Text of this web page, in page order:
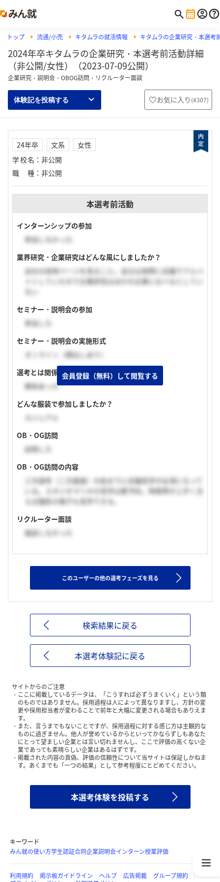
トップ 流通/小売 キタムラの就活情報 キタムラの企業研究・本選考
2024年卒キタムラの企業研究・本選考前活動詳細
（非公開/女性）（2023-07-09公開）
企業研究・説明会・OBOG訪問・リクルーター面談
体験記を投稿する お気に入り (4307)
24年卒 文系
女性
学校名 ： 非公開
職種 ： 非公開
本選考前活動
インターンシップの参加
参加しなかった
業界研究・企業研究はどんな風にしましたか？
会社の採用ページを見ること。自分は実際に店舗でアルバ
イトしていたので企業研究はほかの企業に比べるとしてい
ない
セミナー・説明会の参加
参加した
セミナー・説明会の実施形式
オンライン（顔出しあり）
選考とは関係あるものでしたか？
関係あった
どんな服装で参加しましたか？
カジュアル
OB・OG訪問
訪問した
OB・OG訪問の内容
三次選考（二次面接）の前までに店舗見学が必須になって
いる。スタジオマリオの見学は要予約。時間帯が上手く合
えば撮影の様子も見学できる。
リクルーター面談
面談しなかった
会員登録（無料）して閲覧する
このユーザーの他の選考フェーズを見る
検索結果に戻る
本選考体験記に戻る
サイトからのご注意
ここに掲載しているデータは、「こうすれば必ずうまくいく」という類
のものではありません。採用過程は人によって異なりますし、方針の変
更や採用担当者が変わることで前年と大幅に変更される場合もありえま
す。
また、言うまでもないことですが、採用過程に対する感じ方は主観的な
ものに過ぎません。他人が誉めているからといってかならずしもあなた
にとって望ましい企業とは言い切れませんし、ここで評価の高くない企
業であっても素晴らしい企業はあるはずです。
掲載された内容の真偽、評価の信頼性について当サイトは保証しかねま
す。あくまでも「一つの結果」として参考程度にとどめてください。
本選考体験を投稿する
キーワード
みん就の使い方学生認証合同企業説明会インターン授業評価
利用規約 掲示板ガイドライン ヘルプ 広告掲載
グループ規約